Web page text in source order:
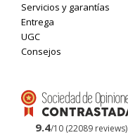
Servicios y garantías
Entrega
UGC
Consejos
9.4/10 (22089 reviews)